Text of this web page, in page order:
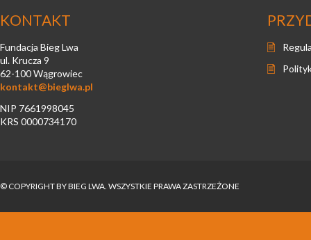
KONTAKT
Fundacja Bieg Lwa
ul. Krucza 9
62-100 Wągrowiec
kontakt@bieglwa.pl
NIP 7661998045
KRS 0000734170
© COPYRIGHT BY BIEG LWA. WSZYSTKIE PRAWA ZASTRZEŻONE